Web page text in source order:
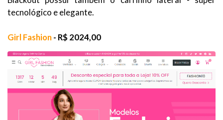
tecnológico e elegante.
Girl Fashion- R$ 2024,00